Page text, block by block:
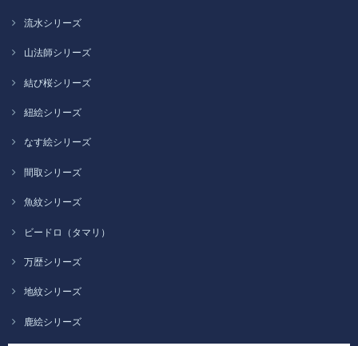
流水シリーズ
山法師シリーズ
結び桜シリーズ
紐絵シリーズ
なす絵シリーズ
間取シリーズ
魚紋シリーズ
ビードロ（タマリ）
万歴シリーズ
地紋シリーズ
鹿絵シリーズ